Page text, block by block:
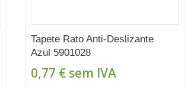
Tapete Rato Anti-Deslizante
Azul 5901028
0,77 €sem IVA